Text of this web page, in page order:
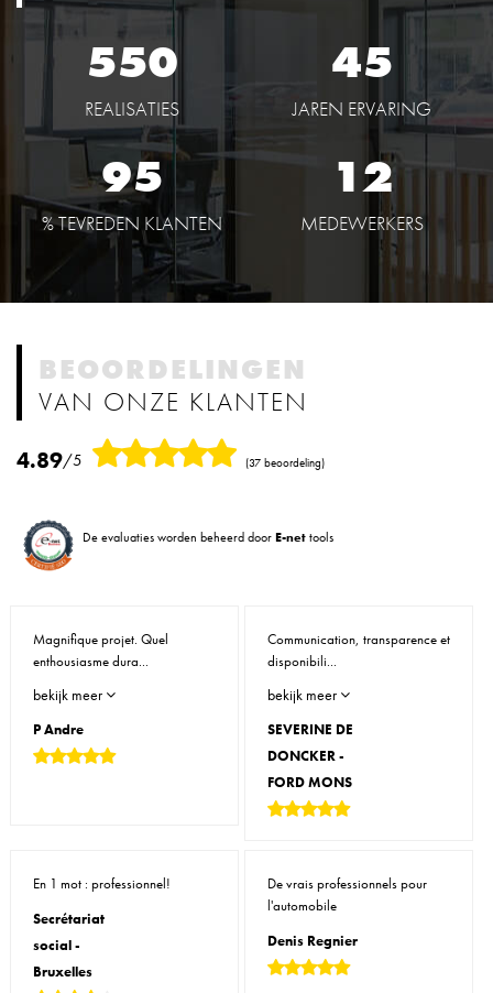
550
REALISATIES
45
JAREN ERVARING
95
% TEVREDEN KLANTEN
12
MEDEWERKERS
BEOORDELINGEN
VAN ONZE KLANTEN
4.89/5 (37 beoordeling)
De evaluaties worden beheerd doorE-nettools
Magnifique projet. Quel
enthousiasme dura...
bekijk meer
P Andre
Communication, transparence et
disponibili...
bekijk meer
SEVERINE DE
DONCKER -
FORD MONS
En 1 mot : professionnel!
Secrétariat
social -
Bruxelles
De vrais professionnels pour
l'automobile
Denis Regnier